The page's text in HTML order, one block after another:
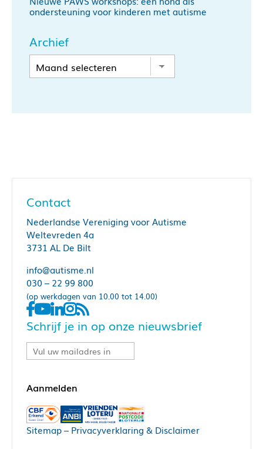
ondersteuning voor kinderen met autisme
Archief
Contact
Nederlandse Vereniging voor Autisme
Weltevreden 4a
3731 AL De Bilt
info@autisme.nl
030 – 22 99 800
(op werkdagen van 10.00 tot 14.00)
Schrijf je in op onze nieuwsbrief
Sitemap– Privacyverklaring & Disclaimer